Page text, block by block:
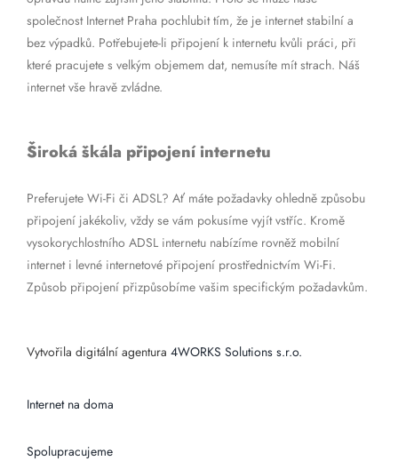
společnost Internet Praha pochlubit tím, že je internet stabilní a
bez výpadků. Potřebujete-li připojení k internetu kvůli práci, při
které pracujete s velkým objemem dat, nemusíte mít strach. Náš
internet vše hravě zvládne.
Široká škála připojení internetu
Preferujete Wi-Fi či ADSL? Ať máte požadavky ohledně způsobu
připojení jakékoliv, vždy se vám pokusíme vyjít vstříc. Kromě
vysokorychlostního ADSL internetu nabízíme rovněž mobilní
internet i levné internetové připojení prostřednictvím Wi-Fi.
Způsob připojení přizpůsobíme vašim specifickým požadavkům.
Vytvořila digitální agentura 4WORKS Solutions s.r.o.
Internet na doma
Spolupracujeme